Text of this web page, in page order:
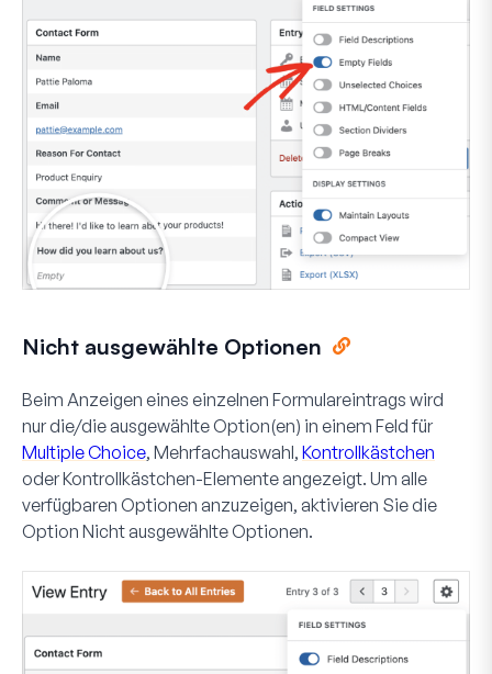
Nicht ausgewählte Optionen
Beim Anzeigen eines einzelnen Formulareintrags wird
nur die/die ausgewählte Option(en) in einem Feld für
Multiple Choice, Mehrfachauswahl, Kontrollkästchen
oder Kontrollkästchen-Elemente angezeigt. Um alle
verfügbaren Optionen anzuzeigen, aktivieren Sie die
Option Nicht ausgewählte Optionen.